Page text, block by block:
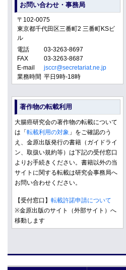
お問い合わせ・事務局
〒102-0075
東京都千代田区三番町2 三番町KSビ
ル
電話
03-3263-8697
FAX
03-3263-8687
E-mail
jsccr@secretariat.ne.jp
業務時間 平日9時-18時
著作物の転載利用
大腸癌研究会の著作物の転載について
は「転載利用の対象 」をご確認のう
え、金原出版発行の書籍（ガイドライ
ン、取扱い規約等）は下記の受付窓口
よりお手続きください。書籍以外の当
サイトに関する転載は研究会事務局へ
お問い合わせください。
【受付窓口】 転載許諾申請について
※金原出版のサイト（外部サイト）へ
移動します